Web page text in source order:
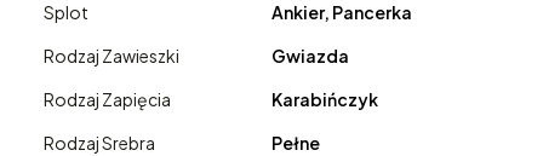
Splot
Ankier, Pancerka
Rodzaj Zawieszki
Gwiazda
Rodzaj Zapięcia
Karabińczyk
Rodzaj Srebra
Pełne